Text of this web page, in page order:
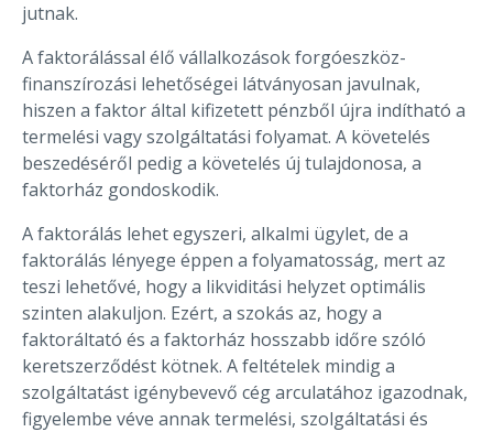
jutnak.
A faktorálással élő vállalkozások forgóeszköz-
finanszírozási lehetőségei látványosan javulnak,
hiszen a faktor által kifizetett pénzből újra indítható a
termelési vagy szolgáltatási folyamat. A követelés
beszedéséről pedig a követelés új tulajdonosa, a
faktorház gondoskodik.
A faktorálás lehet egyszeri, alkalmi ügylet, de a
faktorálás lényege éppen a folyamatosság, mert az
teszi lehetővé, hogy a likviditási helyzet optimális
szinten alakuljon. Ezért, a szokás az, hogy a
faktoráltató és a faktorház hosszabb időre szóló
keretszerződést kötnek. A feltételek mindig a
szolgáltatást igénybevevő cég arculatához igazodnak,
figyelembe véve annak termelési, szolgáltatási és